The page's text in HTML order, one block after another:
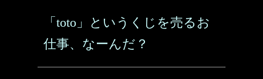
「toto」というくじを売るお
仕事、なーんだ？